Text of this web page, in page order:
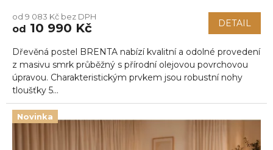
od 9 083 Kč bez DPH
od 10 990 Kč DETAIL
Dřevěná postel BRENTA nabízí kvalitní a odolné provedení
z masivu smrk průběžný s přírodní olejovou povrchovou
úpravou. Charakteristickým prvkem jsou robustní nohy
tloušťky 5...
Novinka